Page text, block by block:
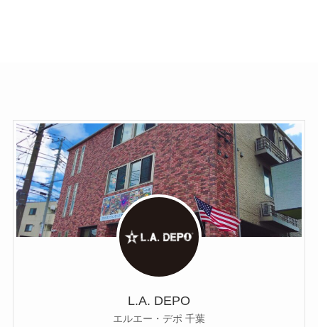
L.A. DEPO
エルエー・デポ 千葉